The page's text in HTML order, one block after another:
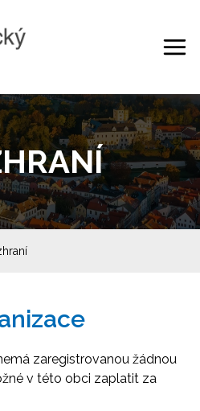
zaregistrovanou žádnou
v této obci zaplatit za